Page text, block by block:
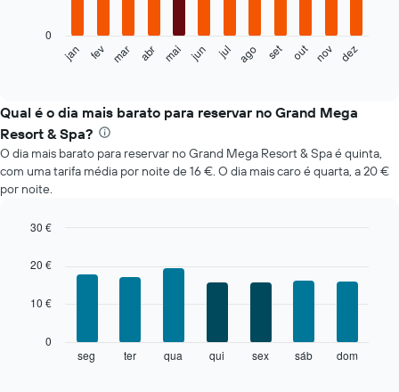
o
preço
médio
de
um
quarto
cada
O
meses
abcissa.
jan fev mar abr mai jun jul ago set out nov dez
0
Qual é o dia mais barato para reservar no Grand Mega
Resort & Spa?
O dia mais barato para reservar no Grand Mega Resort & Spa é quinta,
com uma tarifa média por noite de 16 €. O dia mais caro é quarta, a 20 €
por noite.
chart
bars.
graphic.
seg ter qua qui sex sáb dom
0
10 €
20 €
30 €